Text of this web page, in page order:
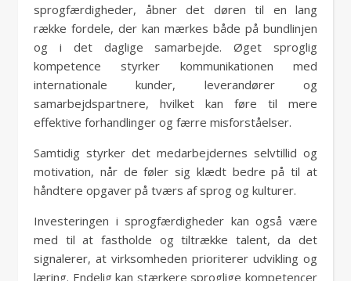
sprogfærdigheder, åbner det døren til en lang
række fordele, der kan mærkes både på bundlinjen
og i det daglige samarbejde. Øget sproglig
kompetence styrker kommunikationen med
internationale kunder, leverandører og
samarbejdspartnere, hvilket kan føre til mere
effektive forhandlinger og færre misforståelser.
Samtidig styrker det medarbejdernes selvtillid og
motivation, når de føler sig klædt bedre på til at
håndtere opgaver på tværs af sprog og kulturer.
Investeringen i sprogfærdigheder kan også være
med til at fastholde og tiltrække talent, da det
signalerer, at virksomheden prioriterer udvikling og
læring. Endelig kan stærkere sproglige kompetencer